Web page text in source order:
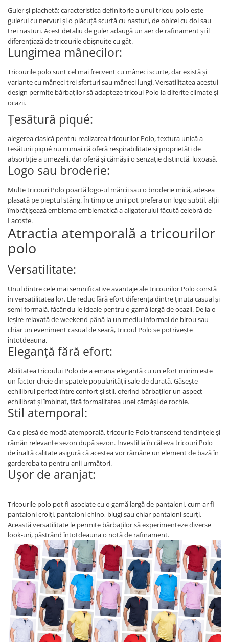
Guler și plachetă: caracteristica definitorie a unui tricou polo este
gulerul cu nervuri și o plăcuță scurtă cu nasturi, de obicei cu doi sau
trei nasturi. Acest detaliu de guler adaugă un aer de rafinament și îl
diferențiază de tricourile obișnuite cu gât.
Lungimea mânecilor:
Tricourile polo sunt cel mai frecvent cu mâneci scurte, dar există și
variante cu mâneci trei sferturi sau mâneci lungi. Versatilitatea acestui
design permite bărbaților să adapteze tricoul Polo la diferite climate și
ocazii.
Țesătură piqué:
alegerea clasică pentru realizarea tricourilor Polo, textura unică a
țesăturii piqué nu numai că oferă respirabilitate și proprietăți de
absorbție a umezelii, dar oferă și cămășii o senzație distinctă, luxoasă.
Logo sau broderie:
Multe tricouri Polo poartă logo-ul mărcii sau o broderie mică, adesea
plasată pe pieptul stâng. În timp ce unii pot prefera un logo subtil, alții
îmbrățișează emblema emblematică a aligatorului făcută celebră de
Lacoste.
Atractia atemporală a tricourilor
polo
Versatilitate:
Unul dintre cele mai semnificative avantaje ale tricourilor Polo constă
în versatilitatea lor. Ele reduc fără efort diferența dintre ținuta casual și
semi-formală, făcându-le ideale pentru o gamă largă de ocazii. De la o
ieșire relaxată de weekend până la un mediu informal de birou sau
chiar un eveniment casual de seară, tricoul Polo se potrivește
întotdeauna.
Eleganță fără efort:
Abilitatea tricoului Polo de a emana eleganță cu un efort minim este
un factor cheie din spatele popularității sale de durată. Găsește
echilibrul perfect între confort și stil, oferind bărbaților un aspect
echilibrat și îmbinat, fără formalitatea unei cămăși de rochie.
Stil atemporal:
Ca o piesă de modă atemporală, tricourile Polo transcend tendințele și
rămân relevante sezon după sezon. Investiția în câteva tricouri Polo
de înaltă calitate asigură că acestea vor rămâne un element de bază în
garderoba ta pentru anii următori.
Ușor de aranjat:
Tricourile polo pot fi asociate cu o gamă largă de pantaloni, cum ar fi
pantaloni croiți, pantaloni chino, blugi sau chiar pantaloni scurți.
Această versatilitate le permite bărbaților să experimenteze diverse
look-uri, păstrând întotdeauna o notă de rafinament.